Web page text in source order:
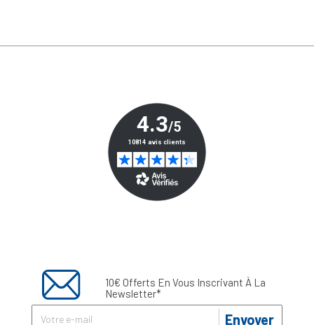
10€ Offerts En Vous Inscrivant À La
Newsletter*
Envoyer